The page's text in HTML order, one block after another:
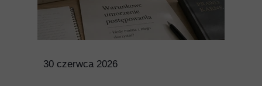
30 czerwca 2026